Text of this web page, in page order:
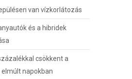
van vízkorlátozás
és a hibridek
csökkent a
napokban